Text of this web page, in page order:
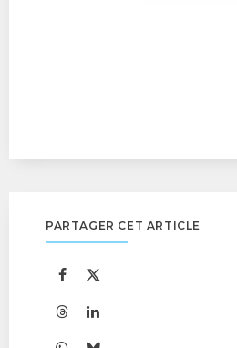
PARTAGER CET ARTICLE